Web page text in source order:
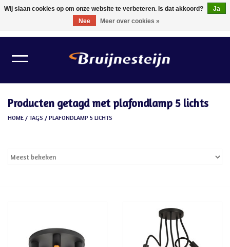
Verlichting
Producten getagd met plafondlamp 5 lichts
HOME / TAGS / PLAFONDLAMP 5 LICHTS
Wij slaan cookies op om onze website te verbeteren. Is dat akkoord?
Ja
Nee
Meer over cookies »